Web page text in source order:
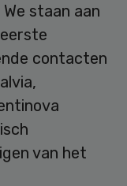
staan aan
contacten
van het